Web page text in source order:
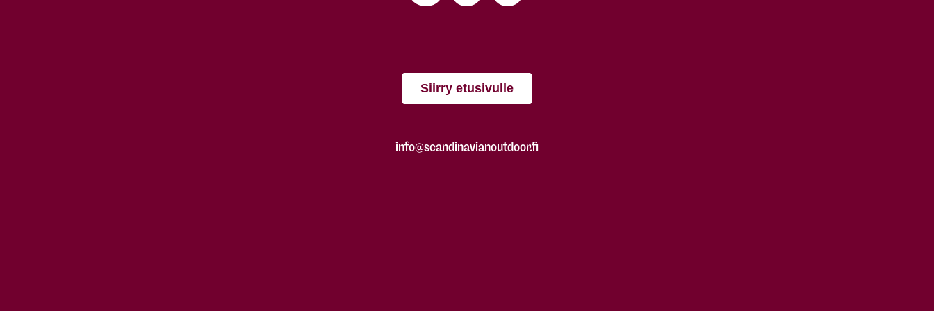
Siirry etusivulle
info@scandinavianoutdoor.fi